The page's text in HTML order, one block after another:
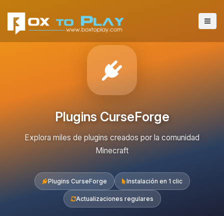
Plugins CurseForge
Explora miles de plugins creados por la comunidad
Minecraft
Plugins CurseForge Instalación en 1 clic
Actualizaciones regulares